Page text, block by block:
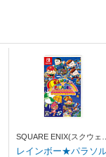
SQUARE ENIX(スクウェ
ア・エニックス)
レインボー★パラソ